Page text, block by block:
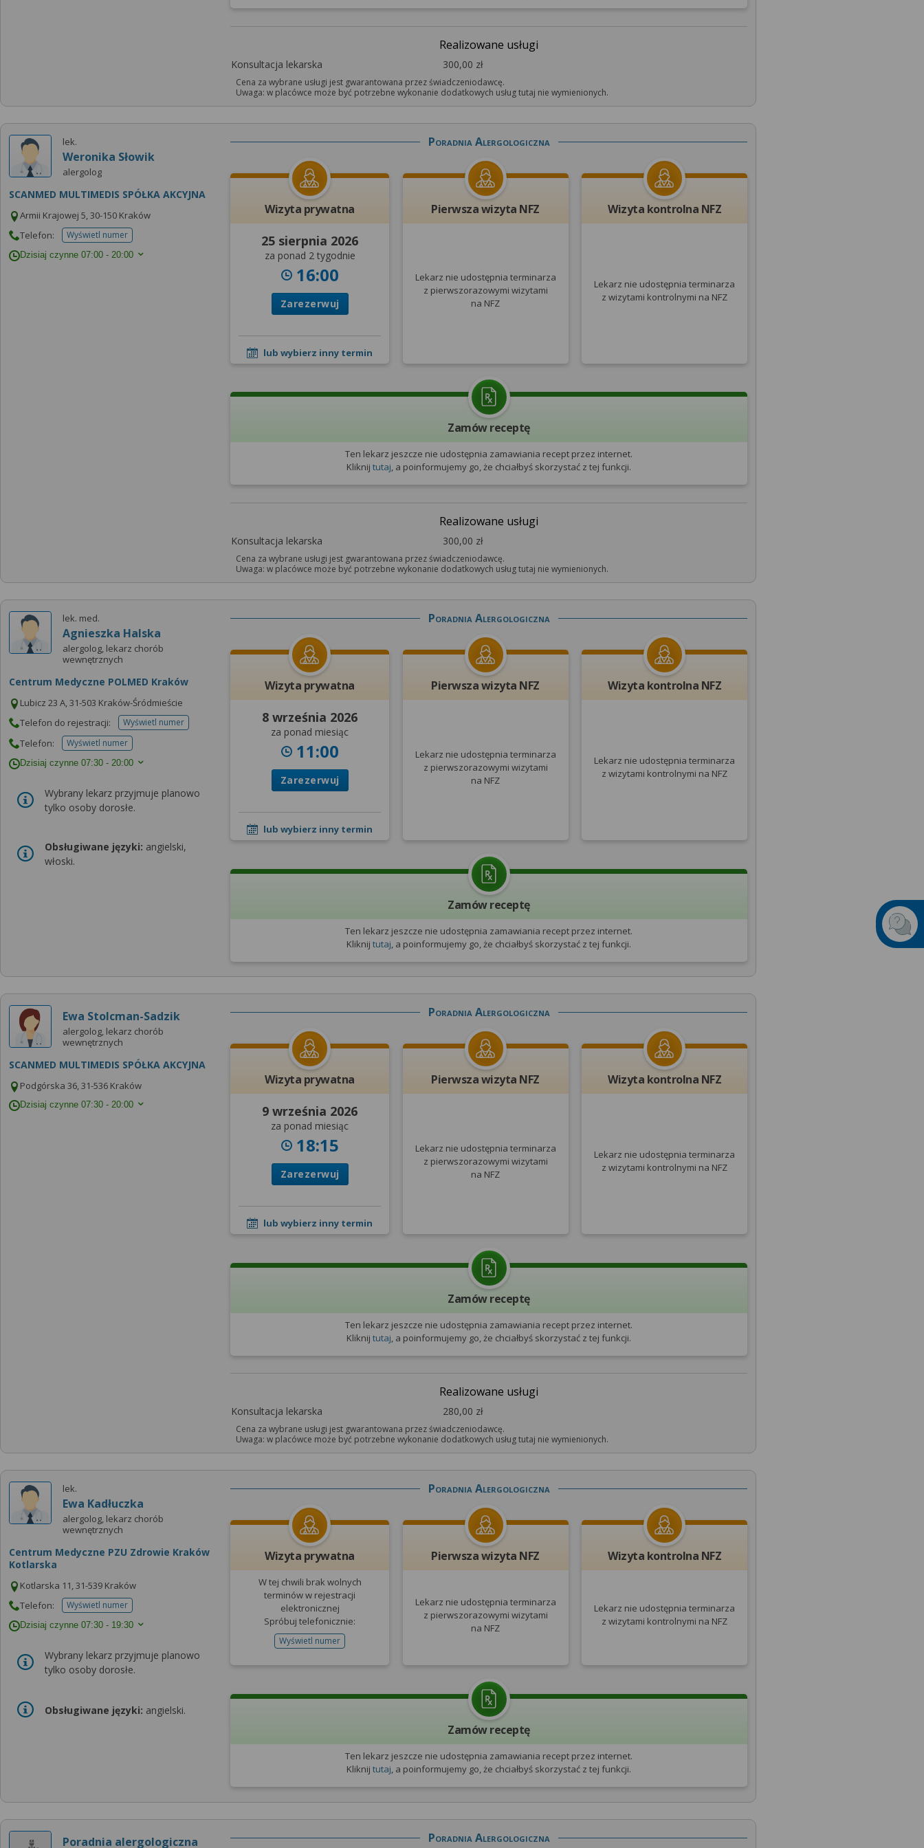
Realizowane usługi
Konsultacja lekarska 300,00 zł
Cena za wybrane usługi jest gwarantowana przez świadczeniodawcę.
Uwaga: w placówce może być potrzebne wykonanie dodatkowych usług tutaj nie wymienionych.
lek.
Weronika Słowik
alergolog
SCANMED MULTIMEDIS SPÓŁKA AKCYJNA
Armii Krajowej 5, 30-150 Kraków
Telefon:
Wyświetl numertelefonu do placowki
Dzisiaj czynne 07:00 - 20:00
Poradnia Alergologiczna
Wizyta prywatna
25 sierpnia 2026
za ponad 2 tygodnie
16:00
Zarezerwuj
lub wybierz inny termin
Pierwsza wizyta NFZ
Lekarz nie udostępnia terminarza
z pierwszorazowymi wizytami
na NFZ
Wizyta kontrolna NFZ
Lekarz nie udostępnia terminarza
z wizytami kontrolnymi na NFZ
Zamów receptę
Ten lekarz jeszcze nie udostępnia zamawiania recept przez internet.
Kliknijtutaj, a poinformujemy go, że chciałbyś skorzystać z tej funkcji.
Realizowane usługi
Konsultacja lekarska 300,00 zł
Cena za wybrane usługi jest gwarantowana przez świadczeniodawcę.
Uwaga: w placówce może być potrzebne wykonanie dodatkowych usług tutaj nie wymienionych.
lek. med.
Agnieszka Halska
alergolog, lekarz chorób
wewnętrznych
Centrum Medyczne POLMED Kraków
Lubicz 23 A, 31-503 Kraków-Śródmieście
Telefon do rejestracji:
Wyświetl numertelefonu do rejestracji
Telefon: Wyświetl numertelefonu do placowki
Dzisiaj czynne 07:30 - 20:00
Wybrany lekarz przyjmuje planowo
tylko osoby dorosłe.
Obsługiwane języki: angielski,
włoski.
Poradnia Alergologiczna
Wizyta prywatna
8 września 2026
za ponad miesiąc
11:00
Zarezerwuj
lub wybierz inny termin
Pierwsza wizyta NFZ
Lekarz nie udostępnia terminarza
z pierwszorazowymi wizytami
na NFZ
Wizyta kontrolna NFZ
Lekarz nie udostępnia terminarza
z wizytami kontrolnymi na NFZ
Zamów receptę
Ten lekarz jeszcze nie udostępnia zamawiania recept przez internet.
Kliknijtutaj , a poinformujemy go, że chciałbyś skorzystać z tej funkcji.
Ewa Stolcman-Sadzik
alergolog, lekarz chorób
wewnętrznych
SCANMED MULTIMEDIS SPÓŁKA AKCYJNA
Podgórska 36, 31-536 Kraków
Dzisiaj czynne 07:30 - 20:00
Poradnia Alergologiczna
Wizyta prywatna
9 września 2026
za ponad miesiąc
18:15
Zarezerwuj
lub wybierz inny termin
Pierwsza wizyta NFZ
Lekarz nie udostępnia terminarza
z pierwszorazowymi wizytami
na NFZ
Wizyta kontrolna NFZ
Lekarz nie udostępnia terminarza
z wizytami kontrolnymi na NFZ
Zamów receptę
Ten lekarz jeszcze nie udostępnia zamawiania recept przez internet.
Kliknijtutaj, a poinformujemy go, że chciałbyś skorzystać z tej funkcji.
Realizowane usługi
Konsultacja lekarska 280,00 zł
Cena za wybrane usługi jest gwarantowana przez świadczeniodawcę.
Uwaga: w placówce może być potrzebne wykonanie dodatkowych usług tutaj nie wymienionych.
lek.
Ewa Kadłuczka
alergolog, lekarz chorób
wewnętrznych
Centrum Medyczne PZU Zdrowie Kraków
Kotlarska
Kotlarska 11, 31-539 Kraków
Telefon:
Wyświetl numertelefonu do placowki
Dzisiaj czynne 07:30 - 19:30
Wybrany lekarz przyjmuje planowo
tylko osoby dorosłe.
Obsługiwane języki: angielski.
Poradnia Alergologiczna
Wizyta prywatna
W tej chwili brak wolnych
terminów w rejestracji
elektronicznej
Spróbuj telefonicznie:
Wyświetl numertelefonu do rejestracji
Pierwsza wizyta NFZ
Lekarz nie udostępnia terminarza
z pierwszorazowymi wizytami
na NFZ
Wizyta kontrolna NFZ
Lekarz nie udostępnia terminarza
z wizytami kontrolnymi na NFZ
Zamów receptę
Ten lekarz jeszcze nie udostępnia zamawiania recept przez internet.
Kliknijtutaj, a poinformujemy go, że chciałbyś skorzystać z tej funkcji.
Poradnia alergologiczna Poradnia Alergologiczna